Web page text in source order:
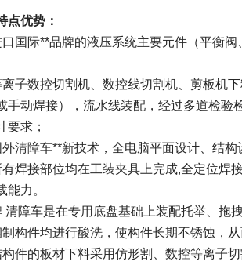
点优势：
国际**品牌的液压系统主要元件（平衡
子数控切割机、数控线切割机、剪板机
手动焊接），流水线装配，经过多道检
要求；
清障车**新技术，全电脑平面设计、结
焊接部位均在工装夹具上完成,全定位焊
能力。
清障车是在专用底盘基础上装配托举、拖
构件均进行酸洗，使构件长期不锈蚀，
件的板材下料采用仿形割、数控等离子切